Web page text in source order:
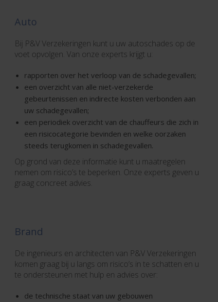
Auto
Bij P&V Verzekeringen kunt u uw autoschades op de
voet opvolgen. Van onze experts krijgt u:
rapporten over het verloop van de schadegevallen;
een overzicht van alle niet-verzekerde
gebeurtenissen en indirecte kosten verbonden aan
uw schadegevallen;
een periodiek overzicht van de chauffeurs die zich in
een risicocategorie bevinden en welke oorzaken
steeds terugkomen in schadegevallen.
Op grond van deze informatie kunt u maatregelen
nemen om risico’s te beperken. Onze experts geven u
graag concreet advies.
Brand
De ingenieurs en architecten van P&V Verzekeringen
komen graag bij u langs om risico’s in te schatten en u
te ondersteunen met hulp en advies over:
de technische staat van uw gebouwen